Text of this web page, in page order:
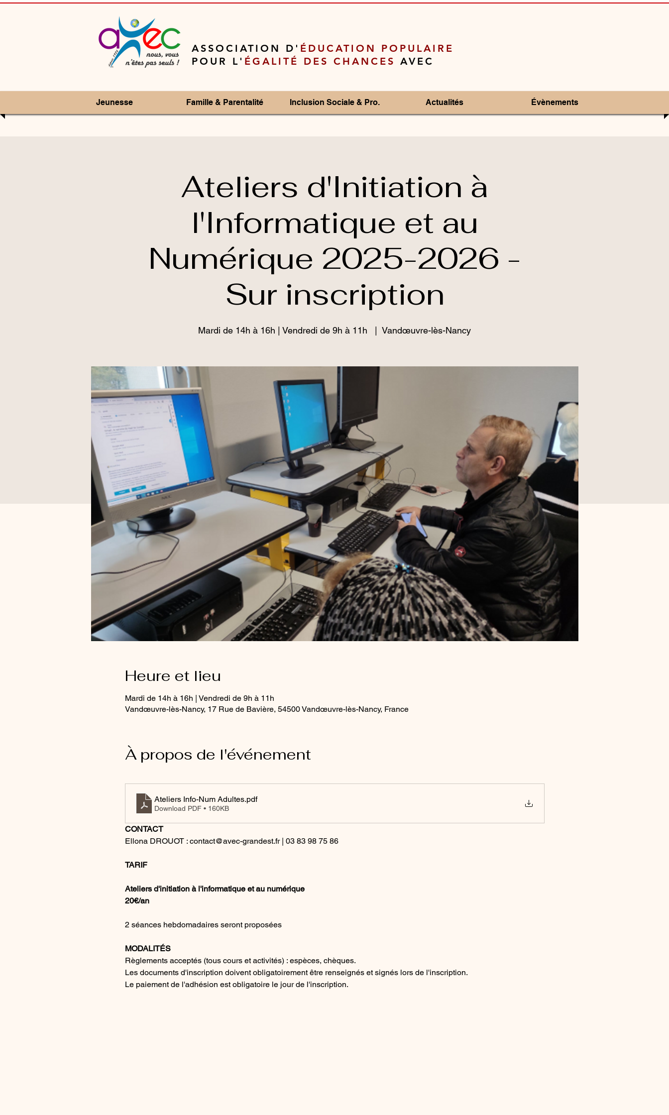
ASSOCIATION D' ÉDUCATION POPULAIRE
POUR L' ÉGALITÉ DES CHANCES AVEC
Jeunesse Famille & Parentalité Inclusion Sociale & Pro. Actualités Évènements
Ateliers d'Initiation à
l'Informatique et au
Numérique 2025-2026 -
Sur inscription
Mardi de 14h à 16h | Vendredi de 9h à 11h Vandœuvre-lès-Nancy
Heure et lieu
Mardi de 14h à 16h | Vendredi de 9h à 11h
Vandœuvre-lès-Nancy, 17 Rue de Bavière, 54500 Vandœuvre-lès-Nancy, France
À propos de l'événement
Ateliers Info-Num Adultes.pdf
Download PDF • 160KB
CONTACT
Ellona DROUOT : contact@avec-grandest.fr | 03 83 98 75 86
TARIF
Ateliers d'initiation à l'informatique et au numérique
20€/an
2 séances hebdomadaires seront proposées
MODALITÉS
Règlements acceptés (tous cours et activités) : espèces, chèques.
Les documents d'inscription doivent obligatoirement être renseignés et signés lors de l'inscription.
Le paiement de l'adhésion est obligatoire le jour de l'inscription.